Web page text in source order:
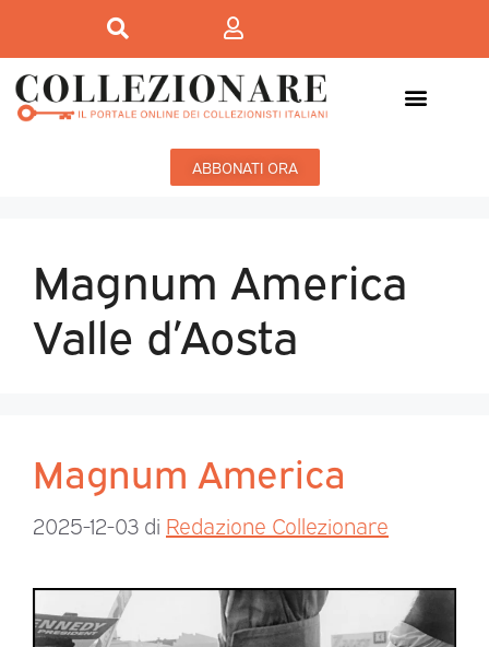
ABBONATI ORA
Magnum America
Valle d’Aosta
Magnum America
2025-12-03 di Redazione Collezionare